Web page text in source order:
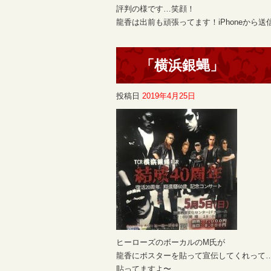
評判の様です…笑顔！
龍香は出前も頑張ってます！iPhoneから送
「横浜銀蝿」
投稿日 2019年4月25日
ヒーローズのボーカルのM氏が
龍香にポスターを貼って宣伝してくれって
貼ってますよ〜